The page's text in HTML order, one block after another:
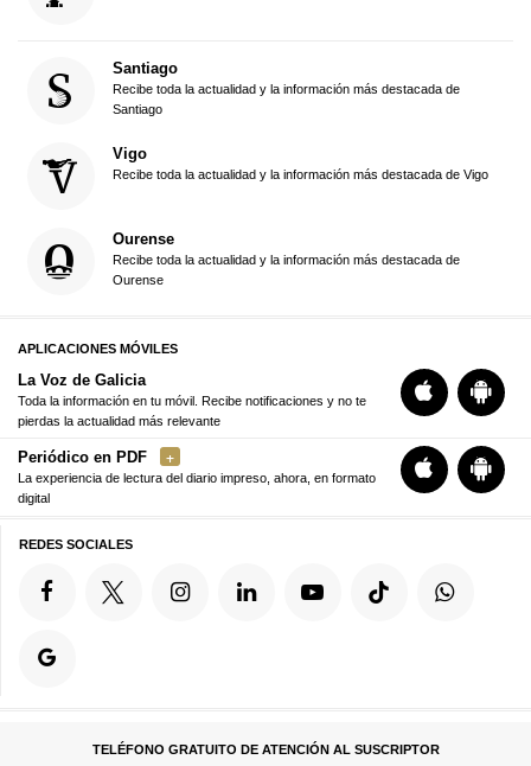
Santiago
Recibe toda la actualidad y la información más destacada de
Santiago
Vigo
Recibe toda la actualidad y la información más destacada de Vigo
Ourense
Recibe toda la actualidad y la información más destacada de
Ourense
APLICACIONES MÓVILES
La Voz de Galicia
Toda la información en tu móvil. Recibe notificaciones y no te
pierdas la actualidad más relevante
Periódico en PDF
La experiencia de lectura del diario impreso, ahora, en formato
digital
REDES SOCIALES
TELÉFONO GRATUITO DE ATENCIÓN AL SUSCRIPTOR